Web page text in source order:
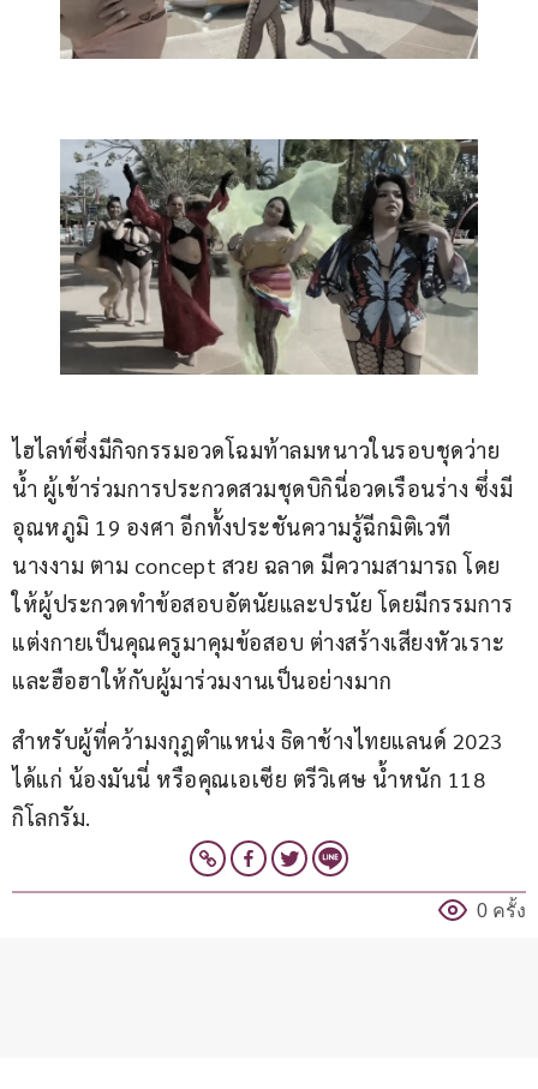
ไฮไลท์ซึ่งมีกิจกรรมอวดโฉมท้าลมหนาวในรอบชุดว่าย
น้ำ ผู้เข้าร่วมการประกวดสวมชุดบิกินี่อวดเรือนร่าง ซึ่งมี
อุณหภูมิ 19 องศา อีกทั้งประชันความรู้ฉีกมิติเวที
นางงาม ตาม concept สวย ฉลาด มีความสามารถ โดย
ให้ผู้ประกวดทำข้อสอบอัตนัยและปรนัย โดยมีกรรมการ
แต่งกายเป็นคุณครูมาคุมข้อสอบ ต่างสร้างเสียงหัวเราะ
และฮือฮาให้กับผู้มาร่วมงานเป็นอย่างมาก
สำหรับผู้ที่คว้ามงกุฎตำแหน่ง ธิดาช้างไทยแลนด์ 2023
ได้แก่ น้องมันนี่ หรือคุณเอเซีย ตรีวิเศษ น้ำหนัก 118
กิโลกรัม.
0 ครั้ง